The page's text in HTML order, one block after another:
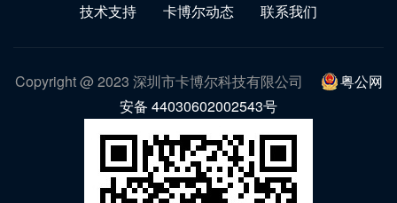
技术支持
卡博尔动态 联系我们
Copyright @ 2023 深圳市卡博尔科技有限公司
粤公网
安备 44030602002543号